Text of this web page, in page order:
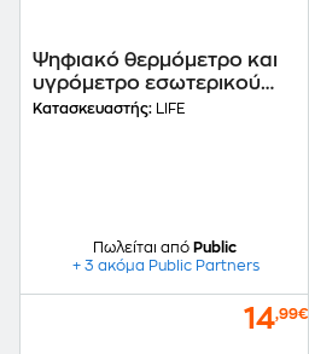
Ψηφιακό θερμόμετρο και
υγρόμετρο εσωτερικού
χώρου Life Simple - White
Κατασκευαστής: LIFE
Πωλείται από Public
+ 3 ακόμα Public Partners
14,99€